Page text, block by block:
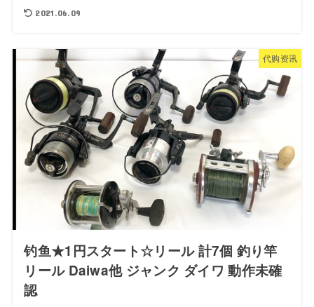
2021.06.09
代购资讯
钓鱼★1円スタート☆リール 計7個 釣り竿
リール Daiwa他 ジャンク ダイワ 動作未確
認